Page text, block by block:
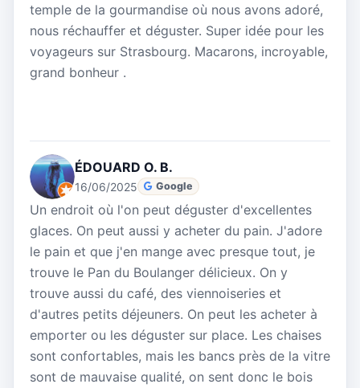
temple de la gourmandise où nous avons adoré,
nous réchauffer et déguster. Super idée pour les
voyageurs sur Strasbourg. Macarons, incroyable,
grand bonheur .
ÉDOUARD O. B.
16/06/2025 Google
Un endroit où l'on peut déguster d'excellentes
glaces. On peut aussi y acheter du pain. J'adore
le pain et que j'en mange avec presque tout, je
trouve le Pan du Boulanger délicieux. On y
trouve aussi du café, des viennoiseries et
d'autres petits déjeuners. On peut les acheter à
emporter ou les déguster sur place. Les chaises
sont confortables, mais les bancs près de la vitre
sont de mauvaise qualité, on sent donc le bois